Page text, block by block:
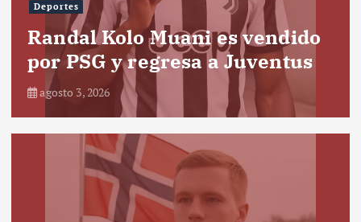
Deportes
Randal Kolo Muani es vendido
por PSG y regresa a Juventus
agosto 3, 2026